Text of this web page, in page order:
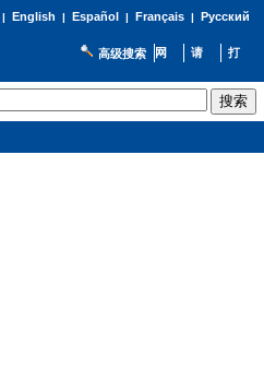
English | Español | Français| Русский
高级搜索